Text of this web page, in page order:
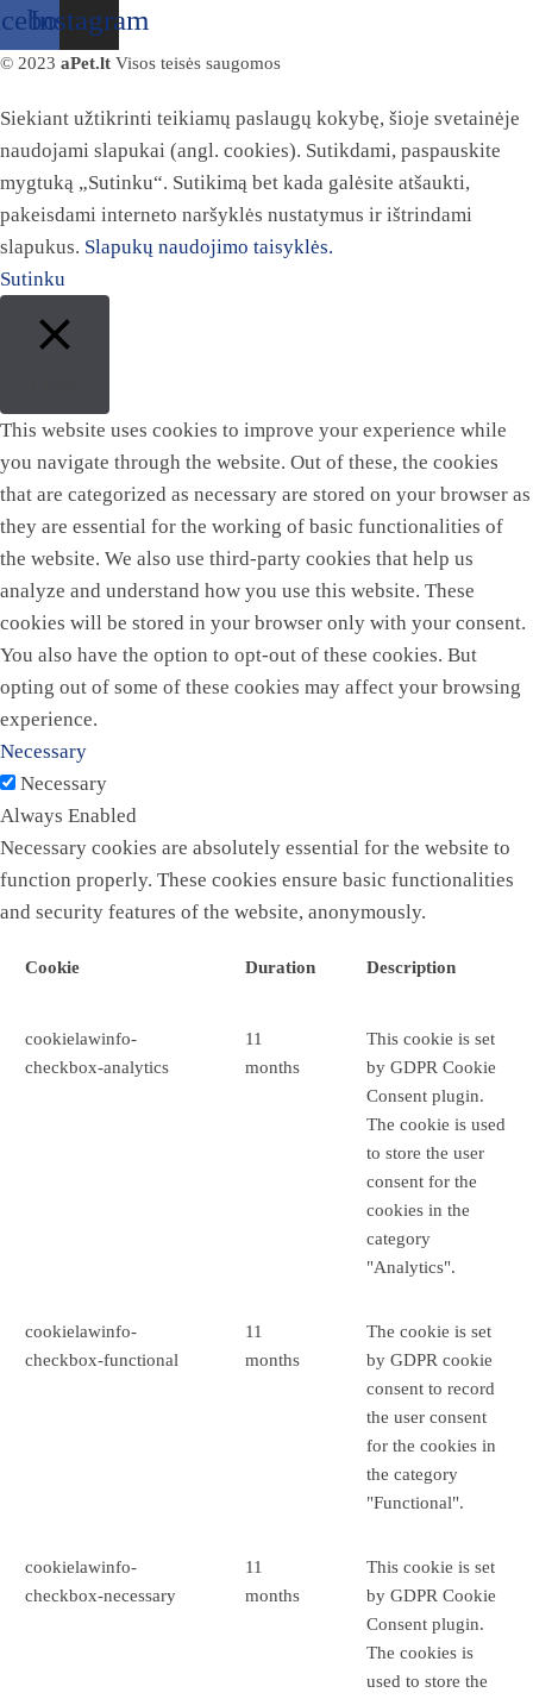
Instagram
© 2023 aPet.lt Visos teisės saugomos
Siekiant užtikrinti teikiamų paslaugų kokybę, šioje svetainėje
naudojami slapukai (angl. cookies). Sutikdami, paspauskite
mygtuką „Sutinku“. Sutikimą bet kada galėsite atšaukti,
pakeisdami interneto naršyklės nustatymus ir ištrindami
slapukus. Slapukų naudojimo taisyklės.
Sutinku
This website uses cookies to improve your experience while
you navigate through the website. Out of these, the cookies
that are categorized as necessary are stored on your browser as
they are essential for the working of basic functionalities of
the website. We also use third-party cookies that help us
analyze and understand how you use this website. These
cookies will be stored in your browser only with your consent.
You also have the option to opt-out of these cookies. But
opting out of some of these cookies may affect your browsing
experience.
Necessary
Necessary
Always Enabled
Necessary cookies are absolutely essential for the website to
function properly. These cookies ensure basic functionalities
and security features of the website, anonymously.
Cookie Duration Description
cookielawinfo-
checkbox-analytics
11
months
This cookie is set
by GDPR Cookie
Consent plugin.
The cookie is used
to store the user
consent for the
cookies in the
category
"Analytics".
cookielawinfo-
checkbox-functional
11
months
The cookie is set
by GDPR cookie
consent to record
the user consent
for the cookies in
the category
"Functional".
cookielawinfo-
checkbox-necessary
11
months
This cookie is set
by GDPR Cookie
Consent plugin.
The cookies is
used to store the